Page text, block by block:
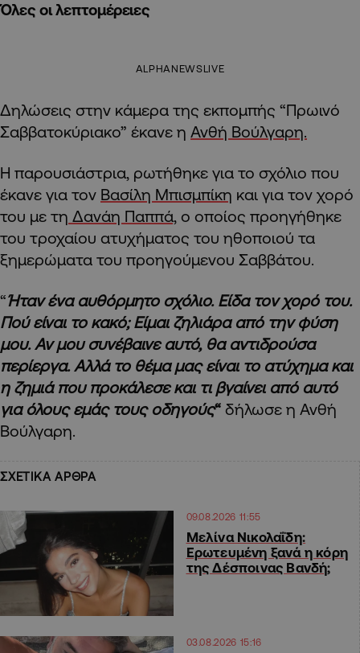
Όλες οι λεπτομέρειες
ALPHANEWSLIVE
Δηλώσεις στην κάμερα της εκπομπής “Πρωινό
Σαββατοκύριακο” έκανε η Ανθή Βούλγαρη.
Η παρουσιάστρια, ρωτήθηκε για το σχόλιο που
έκανε για τον Βασίλη Μπισμπίκη και για τον χορό
του με τη Δανάη Παππά, ο οποίος προηγήθηκε
του τροχαίου ατυχήματος του ηθοποιού τα
ξημερώματα του προηγούμενου Σαββάτου.
“Ήταν ένα αυθόρμητο σχόλιο. Είδα τον χορό του.
Πού είναι το κακό; Είμαι ζηλιάρα από την φύση
μου. Αν μου συνέβαινε αυτό, θα αντιδρούσα
περίεργα. Αλλά το θέμα μας είναι το ατύχημα και
η ζημιά που προκάλεσε και τι βγαίνει από αυτό
για όλους εμάς τους οδηγούς“ δήλωσε η Ανθή
Βούλγαρη.
ΣΧΕΤΙΚΑ ΑΡΘΡΑ
09.08.2026 11:55
Μελίνα Νικολαΐδη:
Ερωτευμένη ξανά η κόρη
της Δέσποινας Βανδή;
03.08.2026 15:16